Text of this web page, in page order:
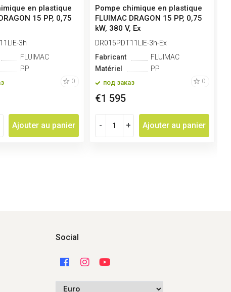
en plastique
15 PP, 0,75
3h
FLUIMAC
PP
0
Ajouter au panier
Pompe chimique en plastique
FLUIMAC DRAGON 15 PP, 0,75
kW, 380 V, Ex
DR015PDT11LIE-3h-Ex
Fabricant
FLUIMAC
Matériel
PP
под заказ 0
€1 595
- + Ajouter au panier
Social